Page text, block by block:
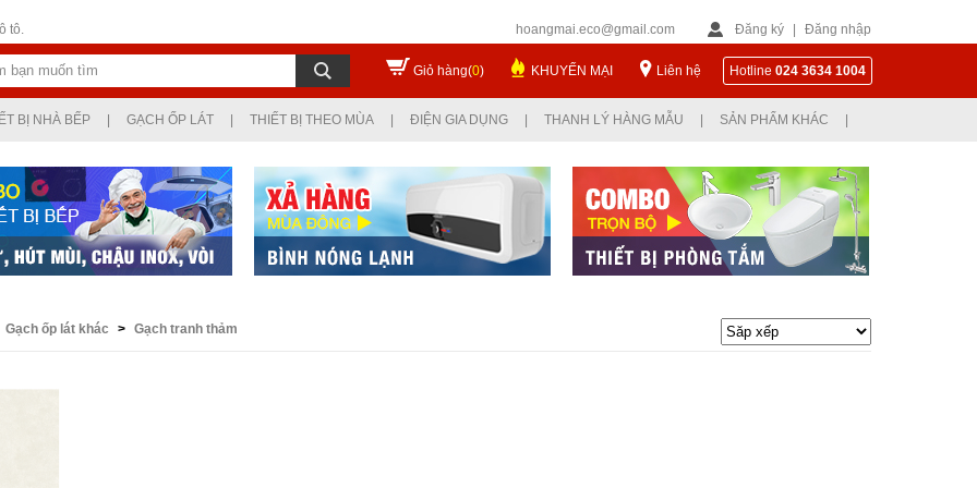
tô.
hoangmai.eco@gmail.com Đăng ký Đăng nhập
Giỏ hàng(0) KHUYẾN MẠI Liên hệ Hotline 024 3634 1004
BỊ NHÀ BẾP GẠCH ỐP LÁT THIẾT BỊ THEO MÙA ĐIỆN GIA DỤNG THANH LÝ HÀNG MẪU SẢN PHẨM KHÁC
Gạch ốp lát khác > Gạch tranh thảm